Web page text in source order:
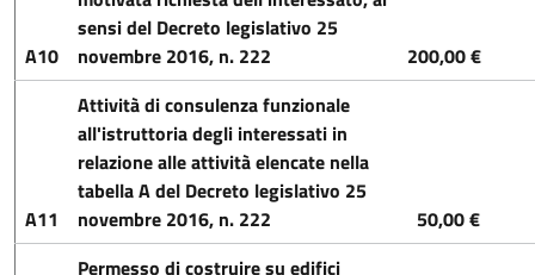
A10
sensi del Decreto legislativo 25
novembre 2016, n. 222
200,00 €
A11
Attività di consulenza funzionale
all'istruttoria degli interessati in
relazione alle attività elencate nella
tabella A del Decreto legislativo 25
novembre 2016, n. 222
50,00 €
Permesso di costruire su edifici